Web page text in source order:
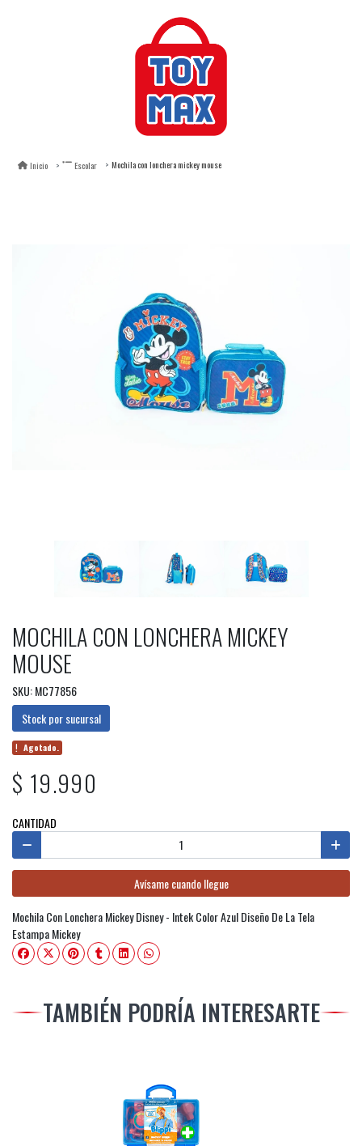
Inicio Escolar Mochila con lonchera mickey mouse
MOCHILA CON LONCHERA MICKEY
MOUSE
SKU: MC77856
Stock por sucursal
Agotado.
$ 19.990
CANTIDAD
Avísame cuando llegue
Mochila Con Lonchera Mickey Disney - Intek Color Azul Diseño De La Tela
Estampa Mickey
TAMBIÉN PODRÍA INTERESARTE